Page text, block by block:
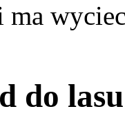
ma
do lasu